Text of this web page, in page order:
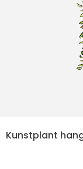
Kunstplant